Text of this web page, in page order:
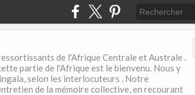
de l'Afrique Centrale et Australe .
partie de l'Afrique est le bienvenu. Nous y
selon les interlocuteurs . Notre
de la mémoire collective, en recourant